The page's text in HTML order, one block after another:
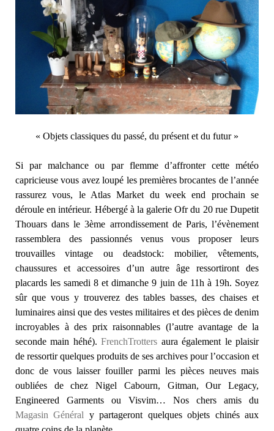
« Objets classiques du passé, du présent et du futur »
Si par malchance ou par flemme d’affronter cette météo
capricieuse vous avez loupé les premières brocantes de l’année
rassurez vous, le Atlas Market du week end prochain se
déroule en intérieur. Hébergé à la galerie Ofr du 20 rue Dupetit
Thouars dans le 3ème arrondissement de Paris, l’évènement
rassemblera des passionnés venus vous proposer leurs
trouvailles vintage ou deadstock: mobilier, vêtements,
chaussures et accessoires d’un autre âge ressortiront des
placards les samedi 8 et dimanche 9 juin de 11h à 19h. Soyez
sûr que vous y trouverez des tables basses, des chaises et
luminaires ainsi que des vestes militaires et des pièces de denim
incroyables à des prix raisonnables (l’autre avantage de la
seconde main héhé).FrenchTrotters aura également le plaisir
de ressortir quelques produits de ses archives pour l’occasion et
donc de vous laisser fouiller parmi les pièces neuves mais
oubliées de chez Nigel Cabourn, Gitman, Our Legacy,
Engineered Garments ou Visvim… Nos chers amis du
Magasin Général y partageront quelques objets chinés aux